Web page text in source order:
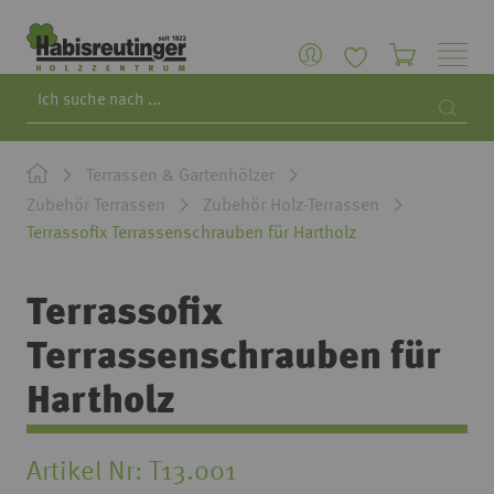
Terrassen & Gartenhölzer
Zubehör Terrassen
Zubehör Holz-Terrassen
Terrassofix Terrassenschrauben für Hartholz
Terrassofix
Terrassenschrauben für
Hartholz
Artikel Nr T13.001